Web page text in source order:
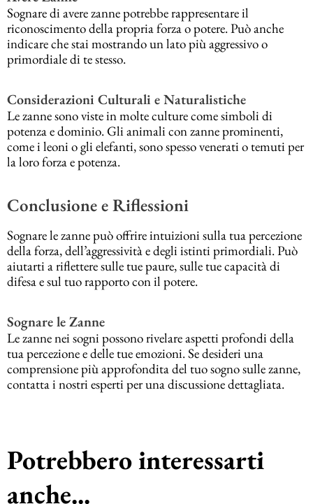
Sognare di avere zanne potrebbe rappresentare il
riconoscimento della propria forza o potere. Può anche
indicare che stai mostrando un lato più aggressivo o
primordiale di te stesso.
Considerazioni Culturali e Naturalistiche
Le zanne sono viste in molte culture come simboli di
potenza e dominio. Gli animali con zanne prominenti,
come i leoni o gli elefanti, sono spesso venerati o temuti per
la loro forza e potenza.
Conclusione e Riflessioni
Sognare le zanne può offrire intuizioni sulla tua percezione
della forza, dell’aggressività e degli istinti primordiali. Può
aiutarti a riflettere sulle tue paure, sulle tue capacità di
difesa e sul tuo rapporto con il potere.
Sognare le Zanne
Le zanne nei sogni possono rivelare aspetti profondi della
tua percezione e delle tue emozioni. Se desideri una
comprensione più approfondita del tuo sogno sulle zanne,
contatta i nostri esperti per una discussione dettagliata.
Potrebbero interessarti
anche...